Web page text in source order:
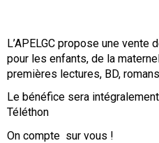
L’APELGC propose une vente
pour les enfants, de la
premières lectures, BD,
Le bénéfice sera
Téléthon
On compte sur vous !